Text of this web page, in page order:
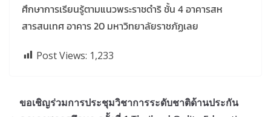
ศึกษาการเรียนรู้ตามแนวพระราชดำริ ชั้น 4 อาคารสห
สารสนเทศ อาคาร 20 มหาวิทยาลัยราชภัฏเลย
Post Views: 1,233
ขอเชิญร่วมการประชุมวิชาการระดับชาติด้านประกัน